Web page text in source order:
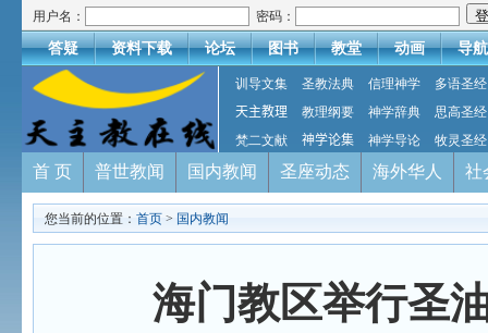
用户名： 密码：
答疑 资料下载 论坛 图书 教堂 动画 导航
训导文集 圣教法典 信理神学
多语圣经
天主教理
教理纲要 神学辞典
思高圣经
梵二文献
神学论集 神学导论 牧灵圣经
首 页 普世教闻 国内教闻 圣座动态 海外华人 社
您当前的位置： 首页 > 国内教闻
海门教区举行圣